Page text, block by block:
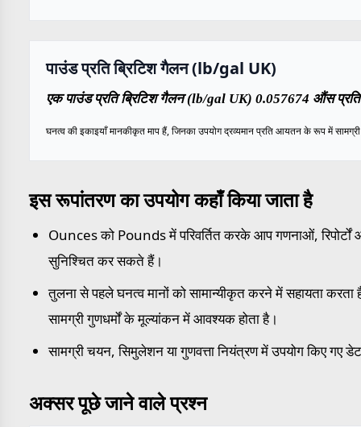
पाउंड प्रति ब्रिटिश गैलन (lb/gal UK)
एक पाउंड प्रति ब्रिटिश गैलन (lb/gal UK) 0.057674 औंस
घनत्व की इकाइयाँ मानकीकृत माप हैं, जिनका उपयोग द्रव्यमान प्रति आयतन के रूप में
इस रूपांतरण का उपयोग कहाँ किया जाता है
Ounces को Pounds में परिवर्तित करके आप गणनाओं, रिपोर्टों
सुनिश्चित कर सकते हैं।
तुलना से पहले घनत्व मानों को सामान्यीकृत करने में सहायता करता
सामग्री गुणधर्मों के मूल्यांकन में आवश्यक होता है।
सामग्री चयन, सिमुलेशन या गुणवत्ता नियंत्रण में उपयोग किए गए
अक्सर पूछे जाने वाले प्रश्न